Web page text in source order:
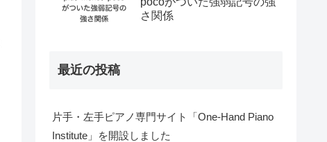
さ関係
最近の投稿
片手・左手ピアノ専門サイト「One-Hand Piano
Institute」を開設しました